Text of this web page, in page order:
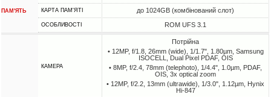
ПАМ'ЯТЬ КАРТА ПАМ'ЯТІ до 1024GB (комбінований слот)
ОСОБЛИВОСТІ ROM UFS 3.1
КАМЕРА
Потрійна
• 12MP, f/1.8, 26mm (wide), 1/1.7", 1.80µm, Samsung
ISOCELL, Dual Pixel PDAF, OIS
• 8MP, f/2.4, 78mm (telephoto), 1/4.4", 1.0µm, PDAF,
OIS, 3x optical zoom
• 12MP, f/2.2, 13mm (ultrawide), 1/3.0", 1.12µm, Hynix
Hi-847